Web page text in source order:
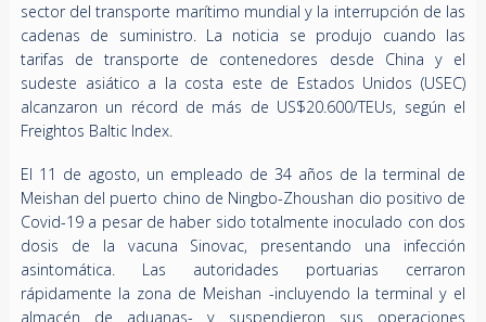
sector del transporte marítimo mundial y la interrupción de las
cadenas de suministro. La noticia se produjo cuando las
tarifas de transporte de contenedores desde China y el
sudeste asiático a la costa este de Estados Unidos (USEC)
alcanzaron un récord de más de US$20.600/TEUs, según el
Freightos Baltic Index.
El 11 de agosto, un empleado de 34 años de la terminal de
Meishan del puerto chino de Ningbo-Zhoushan dio positivo de
Covid-19 a pesar de haber sido totalmente inoculado con dos
dosis de la vacuna Sinovac, presentando una infección
asintomática. Las autoridades portuarias cerraron
rápidamente la zona de Meishan -incluyendo la terminal y el
almacén de aduanas- y suspendieron sus operaciones